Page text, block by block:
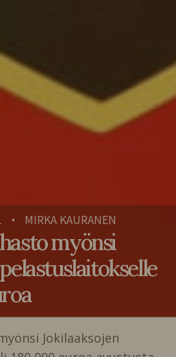
• MIRKA KAURANEN
myönsi
Jokilaaksojen